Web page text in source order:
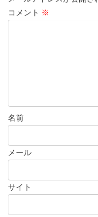
コメント ※
名前
メール
サイト